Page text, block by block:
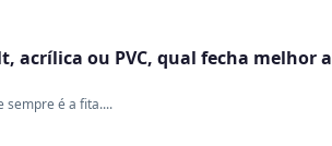
acrílica ou PVC, qual fecha melhor a
sempre é a fita....